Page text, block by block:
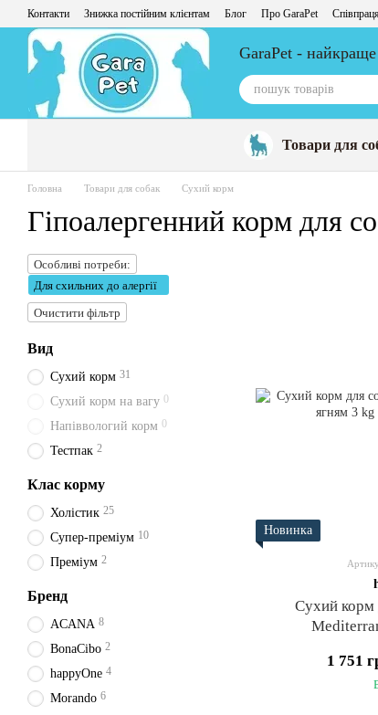
Перейти до основного контенту
Контакти Знижка постійним клієнтам Блог Про GaraPet
GaraPet -
Товари для
Головна Товари для собак Сухий корм
Гіпоалергенний корм для
Новинка
Сухий корм
1 751
Особливі потреби:
Для схильних до алергії
Очистити фільтр
Вид
Сухий корм 31
Сухий корм на вагу 0
Напіввологий корм 0
Тестпак 2
Клас корму
Холістик 25
Супер-преміум 10
Преміум 2
Бренд
ACANA 8
BonaCibo 2
happyOne 4
Morando 6